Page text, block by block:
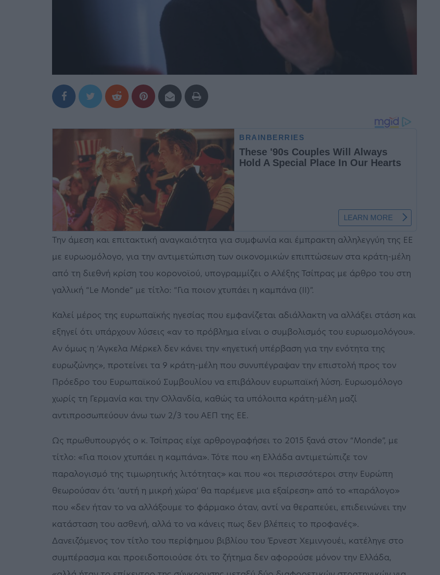
Την άμεση και επιτακτική αναγκαιότητα για συμφωνία και έμπρακτη αλληλεγγύη της ΕΕ
με ευρωομόλογο, για την αντιμετώπιση των οικονομικών επιπτώσεων στα κράτη-μέλη
από τη διεθνή κρίση του κορονοϊού, υπογραμμίζει ο Αλέξης Τσίπρας με άρθρο του στη
γαλλική “Le Monde” με τίτλο: “Για ποιον χτυπάει η καμπάνα (ΙΙ)”.
Καλεί μέρος της ευρωπαϊκής ηγεσίας που εμφανίζεται αδιάλλακτη να αλλάξει στάση και
εξηγεί ότι υπάρχουν λύσεις «αν το πρόβλημα είναι ο συμβολισμός του ευρωομολόγου».
Αν όμως η ‘Αγκελα Μέρκελ δεν κάνει την «ηγετική υπέρβαση για την ενότητα της
ευρωζώνης», προτείνει τα 9 κράτη-μέλη που συνυπέγραψαν την επιστολή προς τον
Πρόεδρο του Ευρωπαϊκού Συμβουλίου να επιβάλουν ευρωπαϊκή λύση. Ευρωομόλογο
χωρίς τη Γερμανία και την Ολλανδία, καθώς τα υπόλοιπα κράτη-μέλη μαζί
αντιπροσωπεύουν άνω των 2/3 του ΑΕΠ της ΕΕ.
Ως πρωθυπουργός ο κ. Τσίπρας είχε αρθρογραφήσει το 2015 ξανά στον “Monde”, με
τίτλο: «Για ποιον χτυπάει η καμπάνα». Τότε που «η Ελλάδα αντιμετώπιζε τον
παραλογισμό της τιμωρητικής λιτότητας» και που «οι περισσότεροι στην Ευρώπη
θεωρούσαν ότι ‘αυτή η μικρή χώρα’ θα παρέμενε μια εξαίρεση» από το «παράλογο»
που «δεν ήταν το να αλλάξουμε το φάρμακο όταν, αντί να θεραπεύει, επιδεινώνει την
κατάσταση του ασθενή, αλλά το να κάνεις πως δεν βλέπεις το προφανές».
Δανειζόμενος τον τίτλο του περίφημου βιβλίου του Έρνεστ Χεμινγουέι, κατέληγε στο
συμπέρασμα και προειδοποιούσε ότι το ζήτημα δεν αφορούσε μόνον την Ελλάδα,